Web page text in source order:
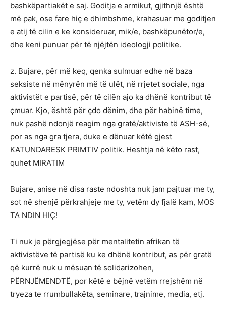
bashkëpartiakët e saj. Goditja e armikut, gjithnjë është
më pak, ose fare hiç e dhimbshme, krahasuar me goditjen
e atij të cilin e ke konsideruar, mik/e, bashkëpunëtor/e,
dhe keni punuar për të njëjtën ideologji politike.
z. Bujare, për më keq, qenka sulmuar edhe në baza
seksiste në mënyrën më të ulët, në rrjetet sociale, nga
aktivistët e partisë, për të cilën ajo ka dhënë kontribut të
çmuar. Kjo, është për çdo dënim, dhe për habinë time,
nuk pashë ndonjë reagim nga gratë/aktiviste të ASH-së,
por as nga gra tjera, duke e dënuar këtë gjest
KATUNDARESK PRIMTIV politik. Heshtja në këto rast,
quhet MIRATIM
Bujare, anise në disa raste ndoshta nuk jam pajtuar me ty,
sot në shenjë përkrahjeje me ty, vetëm dy fjalë kam, MOS
TA NDIN HIÇ!
Ti nuk je përgjegjëse për mentalitetin afrikan të
aktivistëve të partisë ku ke dhënë kontribut, as për gratë
që kurrë nuk u mësuan të solidarizohen,
PËRNJËMENDTË, por këtë e bëjnë vetëm rrejshëm në
tryeza te rrumbullakëta, seminare, trajnime, media, etj.